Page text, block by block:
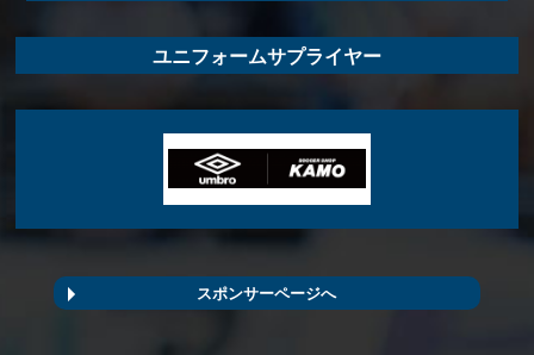
ユニフォームサプライヤー
スポンサーページへ